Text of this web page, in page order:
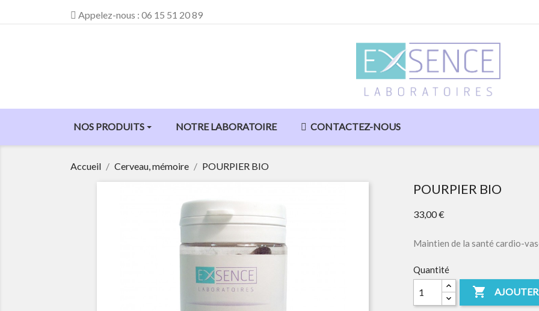
Appelez-nous : 06 15 51 20 89
NOS PRODUITS NOTRE LABORATOIRE CONTACTEZ-NOUS
Accueil Cerveau, mémoire POURPIER BIO
POURPIER BIO
33,00 €
Maintien de la santé cardio-
Quantité
